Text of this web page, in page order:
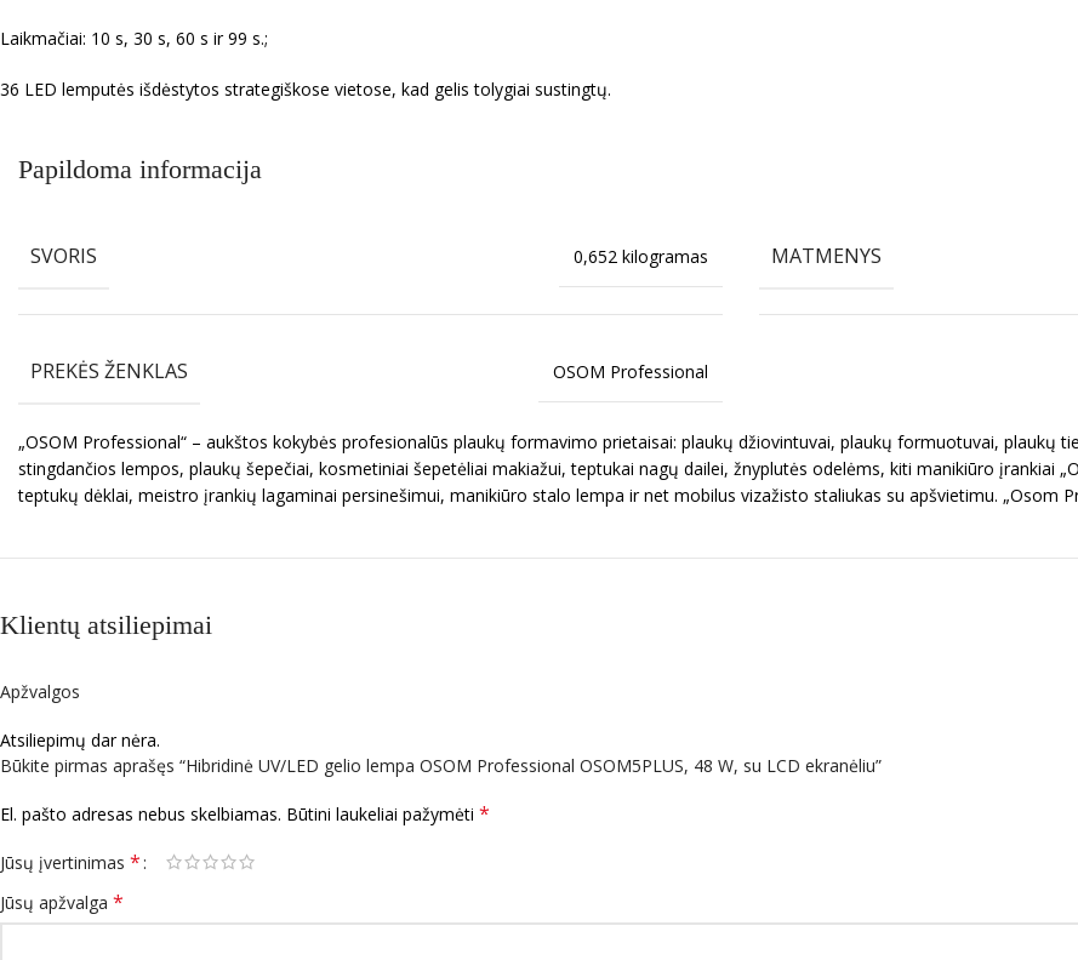
Laikmačiai: 10 s, 30 s, 60 s ir 99 s.;
36 LED lemputės išdėstytos strategiškose vietose, kad gelis tolygiai sustingtų.
Papildoma informacija
SVORIS 0,652 kilogramas MATMENYS
PREKĖS ŽENKLAS OSOM Professional
„OSOM Professional“ – aukštos kokybės profesionalūs plaukų formavimo prietaisai: plaukų džiovintuvai, plaukų formuotuvai, plaukų
stingdančios lempos, plaukų šepečiai, kosmetiniai šepetėliai makiažui, teptukai nagų dailei, žnyplutės odelėms, kiti manikiūro įrankiai
teptukų dėklai, meistro įrankių lagaminai persinešimui, manikiūro stalo lempa ir net mobilus vizažisto staliukas su apšvietimu. „Osom
Klientų atsiliepimai
Apžvalgos
Atsiliepimų dar nėra.
Būkite pirmas aprašęs “Hibridinė UV/LED gelio lempa OSOM Professional OSOM5PLUS, 48 W, su LCD ekranėliu”
El. pašto adresas nebus skelbiamas. Būtini laukeliai pažymėti *
Jūsų įvertinimas *
Jūsų apžvalga *